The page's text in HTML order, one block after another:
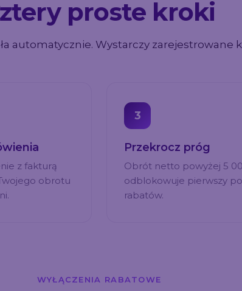
proste kroki
automatycznie. Wystarczy zarejestrowane
z fakturą
obrotu
3
Przekrocz próg
Obrót netto powyżej 5
odblokowuje pierwszy
rabatów.
WYŁĄCZENIA RABATOWE